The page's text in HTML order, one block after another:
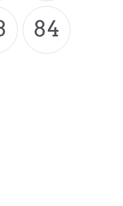
84